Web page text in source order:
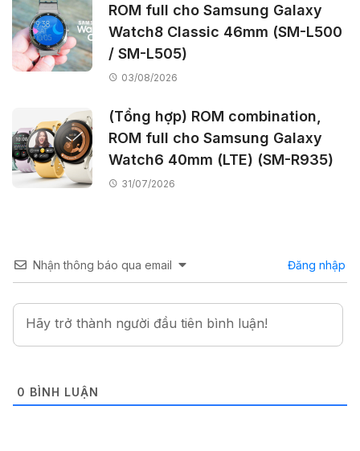
ROM full cho Samsung Galaxy
Watch8 Classic 46mm (SM-L500
/ SM-L505)
03/08/2026
(Tổng hợp) ROM combination,
ROM full cho Samsung Galaxy
Watch6 40mm (LTE) (SM-R935)
31/07/2026
Nhận thông báo qua email Đăng nhập
0 BÌNH LUẬN